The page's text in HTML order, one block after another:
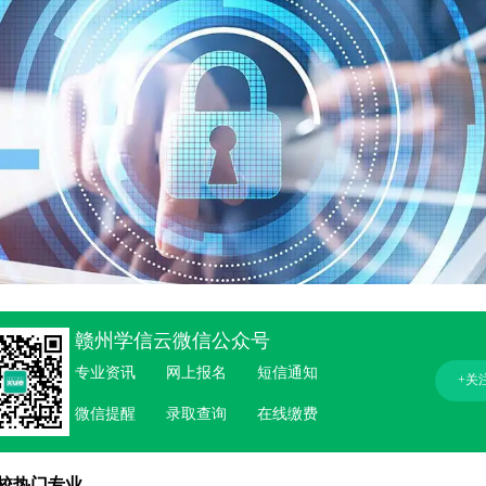
赣州学信云微信公众号
专业资讯 网上报名 短信通知
微信提醒 录取查询 在线缴费
+关